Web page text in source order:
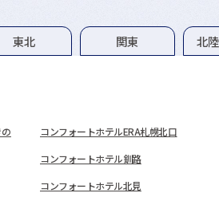
東北 関東 北
コンフォートホテルERA札幌北口
コンフォートホテル釧路
コンフォートホテル北見